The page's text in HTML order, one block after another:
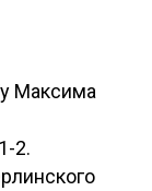
Максима
2.